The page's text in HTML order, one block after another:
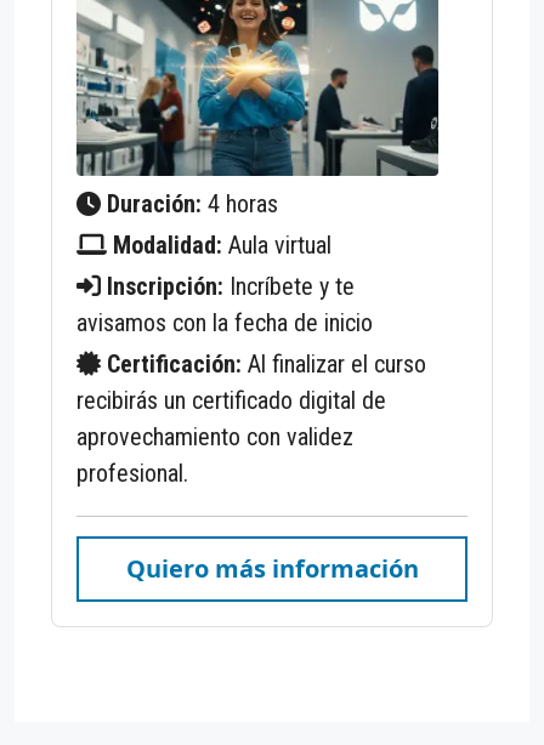
Duración: 4 horas
Modalidad: Aula virtual
Inscripción: Incríbete y te
avisamos con la fecha de inicio
Certificación: Al finalizar el curso
recibirás un certificado digital de
aprovechamiento con validez
profesional.
Quiero más información